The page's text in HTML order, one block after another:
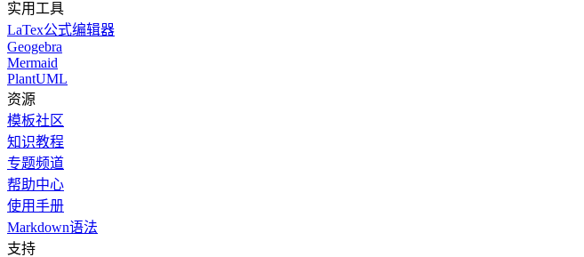
实用工具
LaTex公式编辑器
Geogebra
Mermaid
PlantUML
资源
模板社区
知识教程
专题频道
帮助中心
使用手册
Markdown语法
支持